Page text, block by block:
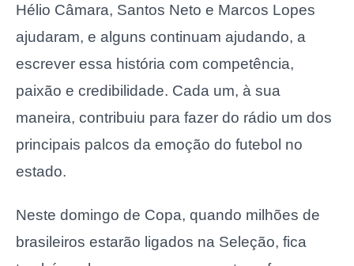
Hélio Câmara, Santos Neto e Marcos Lopes
ajudaram, e alguns continuam ajudando, a
escrever essa história com competência,
paixão e credibilidade. Cada um, à sua
maneira, contribuiu para fazer do rádio um dos
principais palcos da emoção do futebol no
estado.
Neste domingo de Copa, quando milhões de
brasileiros estarão ligados na Seleção, fica